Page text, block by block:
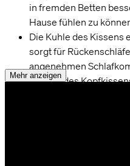
in fremden Betten
Hause fühlen zu
Die Kuhle des Kissens
sorgt für
angenehmen
Drehen des
Mehr anzeigen